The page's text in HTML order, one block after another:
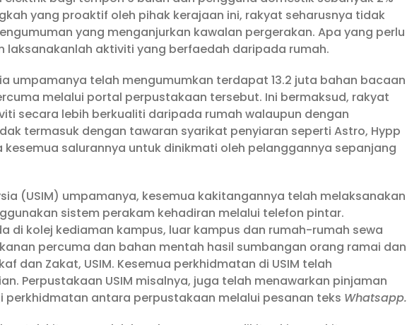
yang proaktif oleh pihak kerajaan ini, rakyat seharusnya tidak
yang menganjurkan kawalan pergerakan. Apa yang perlu
laksanakanlah aktiviti yang berfaedah daripada rumah.
umpamanya telah mengumumkan terdapat 13.2 juta bahan bacaan
melalui portal perpustakaan tersebut. Ini bermaksud, rakyat
secara lebih berkualiti daripada rumah walaupun dengan
termasuk dengan tawaran syarikat penyiaran seperti Astro, Hypp
salurannya untuk dinikmati oleh pelanggannya sepanjang
(USIM) umpamanya, kesemua kakitangannya telah melaksanakan
sistem perakam kehadiran melalui telefon pintar.
di kolej kediaman kampus, luar kampus dan rumah-rumah sewa
percuma dan bahan mentah hasil sumbangan orang ramai dan
dan Zakat, USIM. Kesemua perkhidmatan di USIM telah
Perpustakaan USIM misalnya, juga telah menawarkan pinjaman
antara perpustakaan melalui pesanan teks Whatsapp.